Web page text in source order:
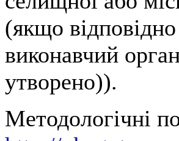
(якщо
виконавчий
утворено)).
Методологічні